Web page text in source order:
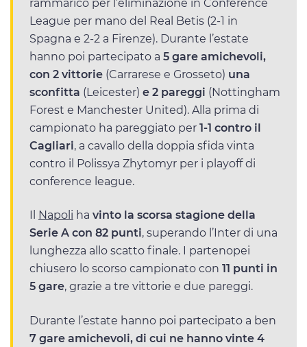
rammarico per l’eliminazione in Conference
League per mano del Real Betis (2-1 in
Spagna e 2-2 a Firenze). Durante l’estate
hanno poi partecipato a 5 gare amichevoli,
con 2 vittorie (Carrarese e Grosseto) una
sconfitta (Leicester) e 2 pareggi (Nottingham
Forest e Manchester United). Alla prima di
campionato ha pareggiato per 1-1 contro il
Cagliari, a cavallo della doppia sfida vinta
contro il Polissya Zhytomyr per i playoff di
conference league.
Napoli ha vinto la scorsa stagione della
Serie A con 82 punti, superando l’Inter di una
lunghezza allo scatto finale. I partenopei
chiusero lo scorso campionato con 11 punti in
5 gare, grazie a tre vittorie e due pareggi.
Durante l’estate hanno poi partecipato a ben
7 gare amichevoli, di cui ne hanno vinte 4